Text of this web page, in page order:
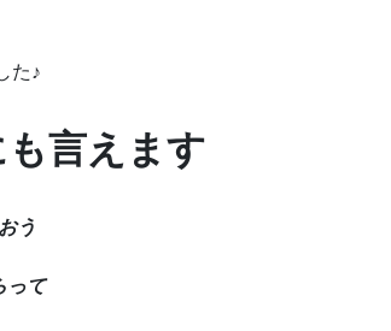
た♪
言えます
う
って